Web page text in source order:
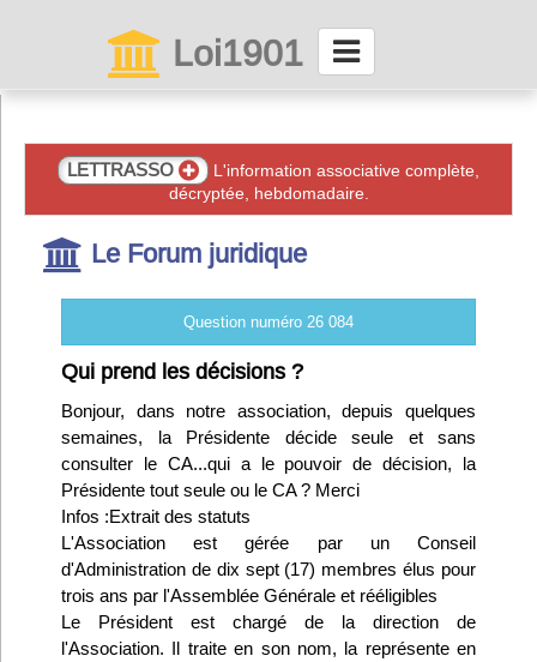
Loi1901
Connexion
Abonnez-vous à LettrAsso
Menu général
ServiceAsso
Partager
VieAsso
Infos
Divers
LETTRASSO
L'information associative complète,
décryptée, hebdomadaire.
Le Forum juridique
Question numéro 26 084
Qui prend les décisions ?
Bonjour, dans notre association, depuis quelques
semaines, la Présidente décide seule et sans
consulter le CA...qui a le pouvoir de décision, la
Présidente tout seule ou le CA ? Merci
Infos :Extrait des statuts
L'Association est gérée par un Conseil
d'Administration de dix sept (17) membres élus pour
trois ans par l'Assemblée Générale et rééligibles
Le Président est chargé de la direction de
l'Association. Il traite en son nom, la représente en